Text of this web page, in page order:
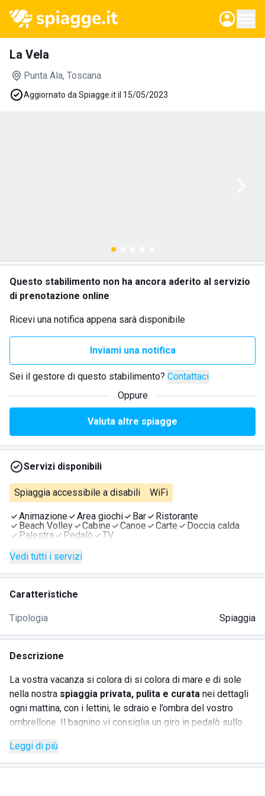
La Vela
Punta Ala, Toscana
Aggiornato da Spiagge.it il 15/05/2023
Questo stabilimento non ha ancora aderito al servizio
di prenotazione online
Ricevi una notifica appena sarà disponibile
Inviami una notifica
Sei il gestore di questo stabilimento? Contattaci
Oppure
Valuta altre spiagge
Servizi disponibili
Spiaggia accessibile a disabili WiFi
Animazione Area giochi Bar
Ristorante
Beach Volley
Cabine Canoe Carte
Doccia calda
Palestra
Pedalò
TV
Vedi tutti i servizi
Caratteristiche
Tipologia Spiaggia
Descrizione
La vostra vacanza si colora di si colora di mare e di sole
nella nostra spiaggia privata, pulita e curata nei dettagli
ogni mattina, con i lettini, le sdraio e l’ombra del vostro
ombrellone. Il bagnino vi consiglia un giro in pedalò sullo
tavole a remi e, per mantenervi in forma, l’energica
animazione vi farà ballare sulla spiaggia con giochi ed
Leggi di più